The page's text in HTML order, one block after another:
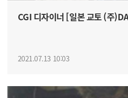
CGI 디자이너 [일본 교토 (주
2021.07.13 10:03